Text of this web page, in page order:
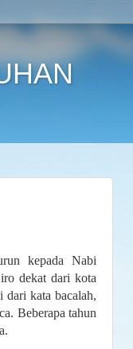
kepada Nabi
dekat dari kota
dari kata bacalah,
Beberapa tahun